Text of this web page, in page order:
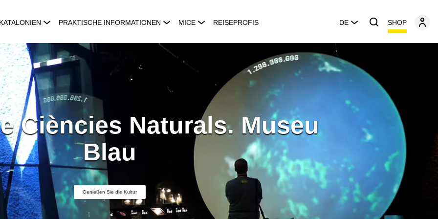
PRAKTISCHE INFORMATIONEN MICE REISEPROFIS DE SHOP
Ciències Naturals. Museu
Blau
Genießen Sie die Kultur